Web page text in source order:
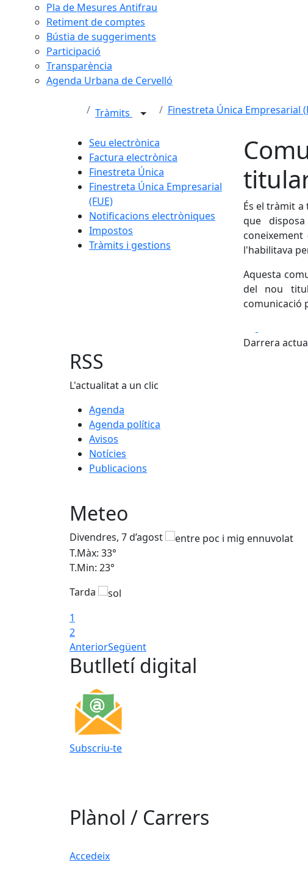
Pla de Mesures Antifrau
Retiment de comptes
Bústia de suggeriments
Participació
Transparència
Agenda Urbana de Cervelló
Tràmits Finestreta Única Empresarial
Seu electrònica
Factura electrònica
Finestreta Única
Finestreta Única Empresarial
(FUE)
Notificacions electròniques
Impostos
Tràmits i gestions
És el tràmit
que
l'habilitava
Aquesta
del nou
comunicació
Darrera
RSS
L'actualitat a un clic
Agenda
Agenda política
Avisos
Notícies
Publicacions
Meteo
Divendres, 7 d’agost
T.Màx: 33°
T.Min: 23°
Tarda
1
2
AnteriorSegüent
Butlletí digital
Subscriu-te
Plànol / Carrers
Accedeix